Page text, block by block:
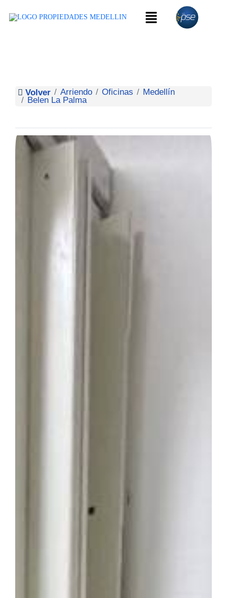
Volver Arriendo Oficinas
Medellín
Belen La Palma